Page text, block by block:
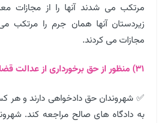
مرتکب می شدند آنها را از مجازات
زیردستان آنها همان جرم را مرتکب
مجازات می کردند.
۳۱) منظور از حق برخورداری از عدالت قضایی چیست؟
✅ شهروندان حق دادخواهی دارند و هر
به دادگاه های صالح مراجعه کند.